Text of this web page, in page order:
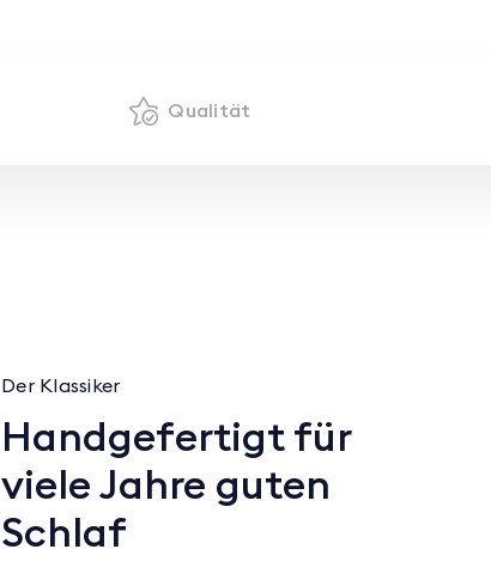
Qualität
Der Klassiker
Handgefertigt für
viele Jahre guten
Schlaf